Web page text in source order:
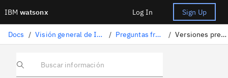
IBM watsonx Log In Sign Up
Docs / Visión general de IBM watsonx / Preguntas frecuentes / Versiones preliminares
Buscar información